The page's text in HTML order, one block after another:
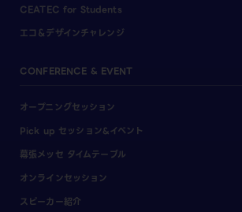
CEATEC for Students
エコ＆デザインチャレンジ
CONFERENCE & EVENT
オープニングセッション
Pick up セッション&イベント
幕張メッセ タイムテーブル
オンラインセッション
スピーカー紹介